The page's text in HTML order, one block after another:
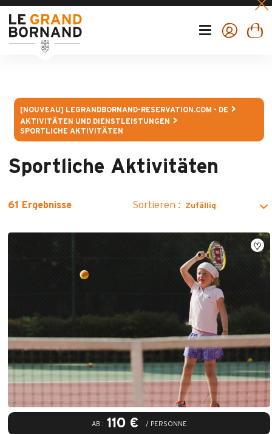
[NOUVEAU] LEGRANDBORNAND-RESERVATION.COM - DE
AKTIVITÄTEN UND DIENSTLEISTUNGEN
SPORTLICHE AKTIVITÄTEN
Sportliche Aktivitäten
61 Ergebnisse Sortieren :
AB : 110 € / PERSONNE